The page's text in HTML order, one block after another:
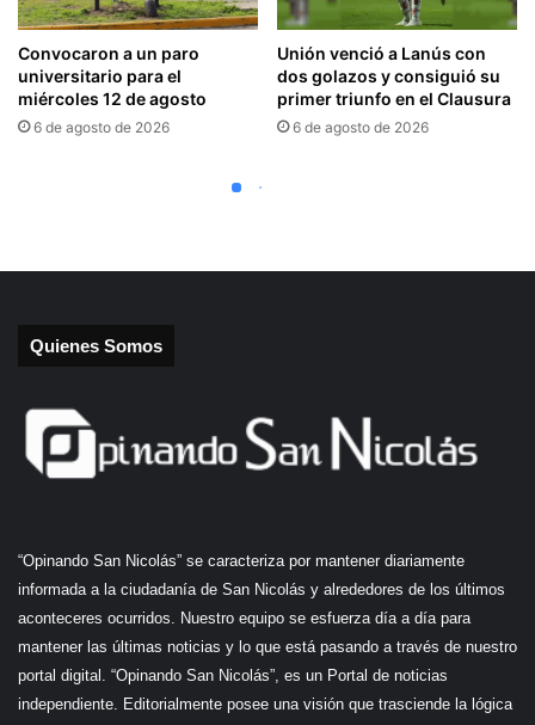
Quienes Somos
“Opinando San Nicolás” se caracteriza por mantener diariamente
informada a la ciudadanía de San Nicolás y alrededores de los últimos
aconteceres ocurridos. Nuestro equipo se esfuerza día a día para
mantener las últimas noticias y lo que está pasando a través de nuestro
portal digital. “Opinando San Nicolás”, es un Portal de noticias
independiente. Editorialmente posee una visión que trasciende la lógica